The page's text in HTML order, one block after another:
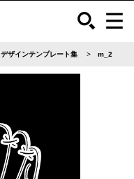
デザインテンプレート集 m_2